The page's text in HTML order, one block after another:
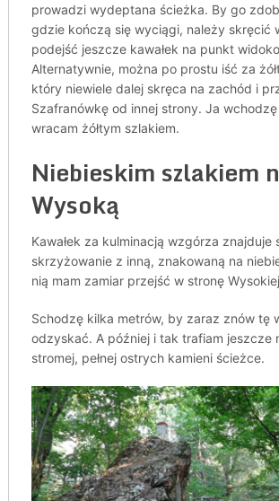
prowadzi wydeptana ścieżka. By go
gdzie kończą się wyciągi, należy skręcić
podejść jeszcze kawałek na punkt
Alternatywnie, można po prostu iść za
który niewiele dalej skręca na zachód i
Szafranówkę od innej strony. Ja
wracam żółtym szlakiem.
Niebieskim szlakiem
Wysoką
Kawałek za kulminacją wzgórza znajduje
skrzyżowanie z inną, znakowaną na
nią mam zamiar przejść w stronę
Schodzę kilka metrów, by zaraz znów tę
odzyskać. A później i tak trafiam jeszcze
stromej, pełnej ostrych kamieni ścieżce.